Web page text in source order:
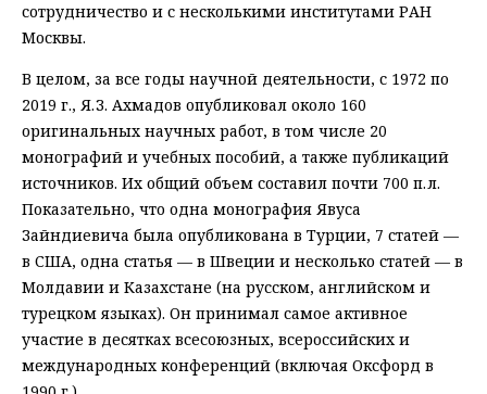
сотрудничество и с несколькими институтами РАН
Москвы.
В целом, за все годы научной деятельности, с 1972 по
2019 г., Я. З. Ахмадов опубликовал около 160
оригинальных научных работ, в том числе 20
монографий и учебных пособий, а также публикаций
источников. Их общий объем составил почти 700 п. л.
Показательно, что одна монография Явуса
Зайндиевича была опубликована в Турции, 7 статей —
в США, одна статья — в Швеции и несколько статей — в
Молдавии и Казахстане (на русском, английском и
турецком языках). Он принимал самое активное
участие в десятках всесоюзных, всероссийских и
международных конференций (включая Оксфорд в